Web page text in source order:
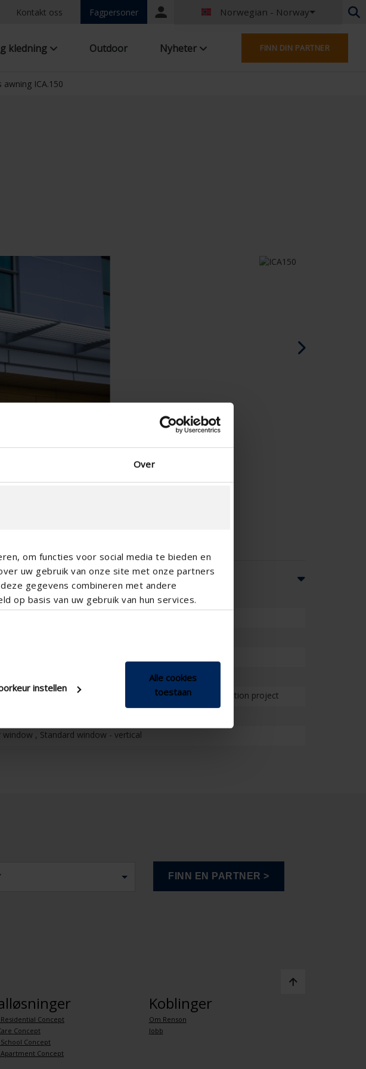
Over
om functies voor social media te bieden en
uw gebruik van onze site met onze partners
gegevens combineren met andere
op basis van uw gebruik van hun services.
instellen
Alle cookies
toestaan
Kontakt oss Fagpersoner
Portal
Norwegian - Norway
Nederlandsk - Belgia
Fransk - Belgia
Nederlandsk - Nederland
kledning Outdoor Nyheter FINN DIN PARTNER
awning ICA.150
, Hospital , Office , School , Veranda
Large renovation project , Project , Small renovation project
window , Standard window - vertical
Concept
Concept
Concept
Concept
Koblinger
Om Renson
Jobb